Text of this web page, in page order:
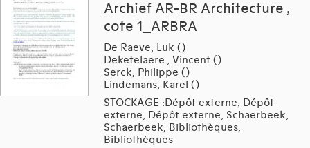
Archief AR-BR Architecture ,
cote 1_ARBRA
De Raeve, Luk ()
Deketelaere , Vincent ()
Serck, Philippe ()
Lindemans, Karel ()
STOCKAGE :Dépôt externe, Dépôt
externe, Dépôt externe, Schaerbeek,
Schaerbeek, Bibliothèques,
Bibliothèques